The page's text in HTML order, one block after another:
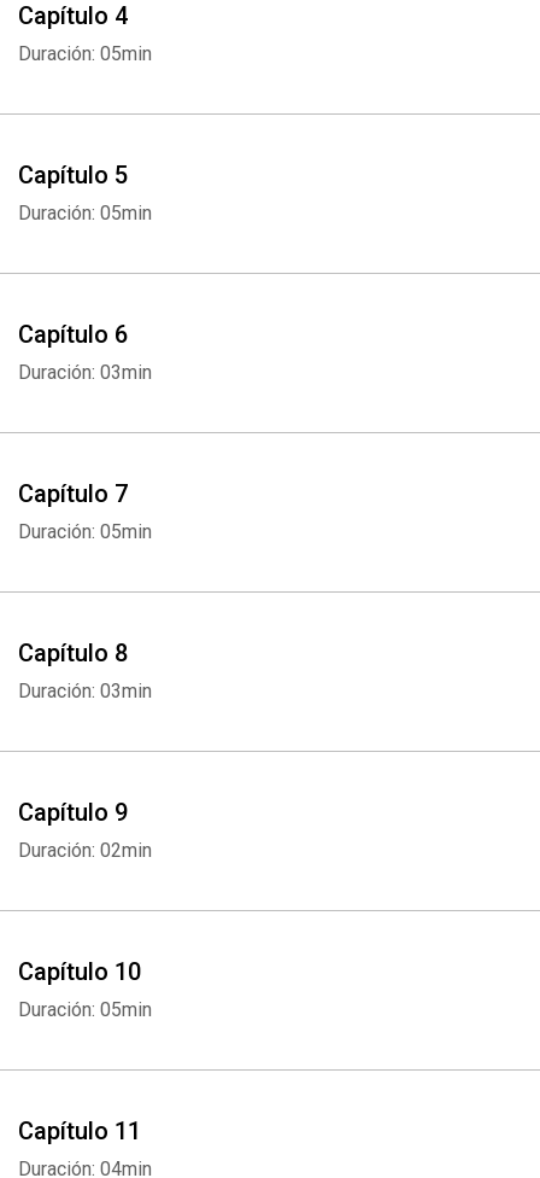
Capítulo 4
Duración: 05min
Capítulo 5
Duración: 05min
Capítulo 6
Duración: 03min
Capítulo 7
Duración: 05min
Capítulo 8
Duración: 03min
Capítulo 9
Duración: 02min
Capítulo 10
Duración: 05min
Capítulo 11
Duración: 04min